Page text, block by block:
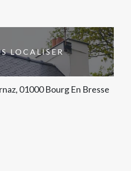
LOCALISER
01000 Bourg En Bresse